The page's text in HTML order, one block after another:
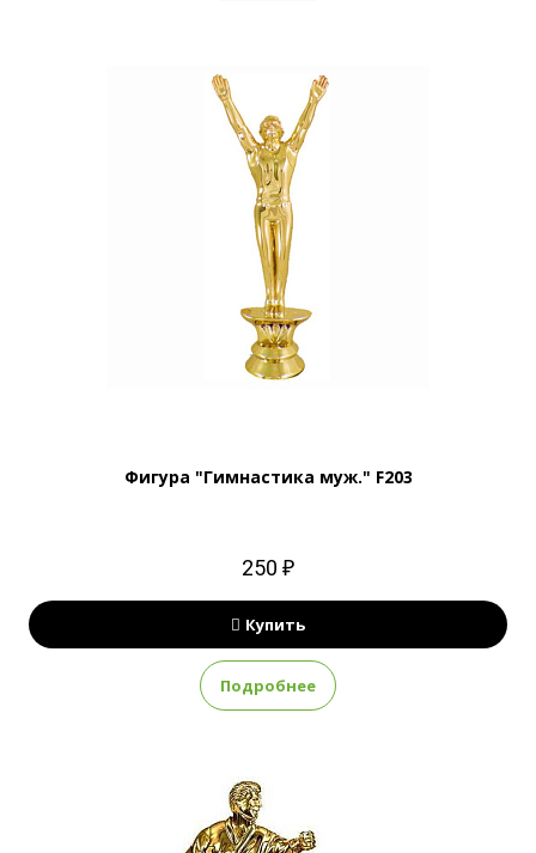
Фигура "Гимнастика муж." F203
250 ₽
Купить
Подробнее